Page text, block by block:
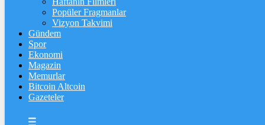
฿%0.3
LİTECOİN
2182.29Ł%0.3
ETHEREUM
91607 Ξ%0.2
RİPPLE
Popüler Fragmanlar
Vizyon Takvimi
Gündem
Spor
Ekonomi
Magazin
Memurlar
Bitcoin Altcoin
Gazeteler